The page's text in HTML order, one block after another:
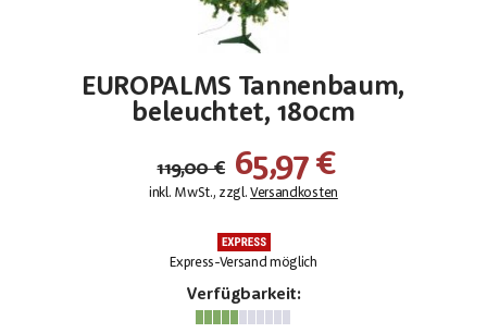
EUROPALMS Tannenbaum,
beleuchtet, 180cm
119,00 € 65,97 €
inkl. MwSt., zzgl.Versandkosten
Express-Versand möglich
Verfügbarkeit: